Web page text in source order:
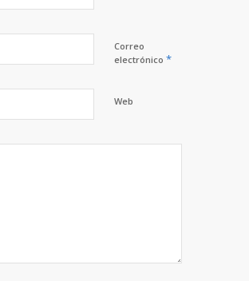
Correo
electrónico *
Web